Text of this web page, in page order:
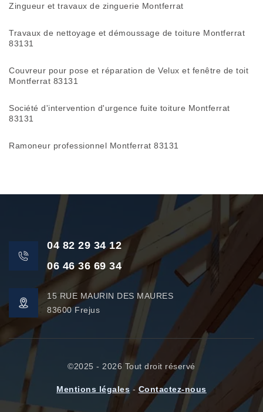
Zingueur et travaux de zinguerie Montferrat
Travaux de nettoyage et démoussage de toiture Montferrat
83131
Couvreur pour pose et réparation de Velux et fenêtre de toit
Montferrat 83131
Société d'intervention d'urgence fuite toiture Montferrat
83131
Ramoneur professionnel Montferrat 83131
04 82 29 34 12
06 46 36 69 34
15 RUE MAURIN DES MAURES
83600 Frejus
©2025 - 2026 Tout droit réservé
Mentions légales - Contactez-nous